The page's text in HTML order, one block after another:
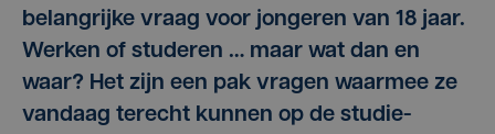
belangrijke vraag voor jongeren van 18 jaar.
Werken of studeren … maar wat dan en
waar? Het zijn een pak vragen waarmee ze
vandaag terecht kunnen op de studie-